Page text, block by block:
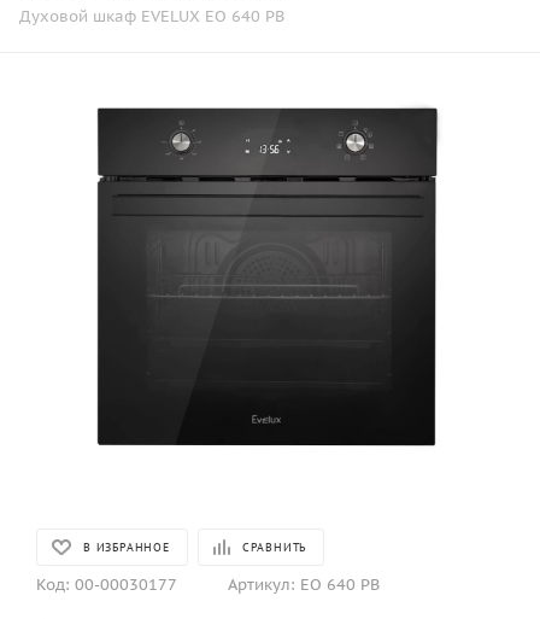
Духовой шкаф EVELUX EO 640 PB
В ИЗБРАННОЕ СРАВНИТЬ
Код: 00-00030177 Артикул: EO 640 PB